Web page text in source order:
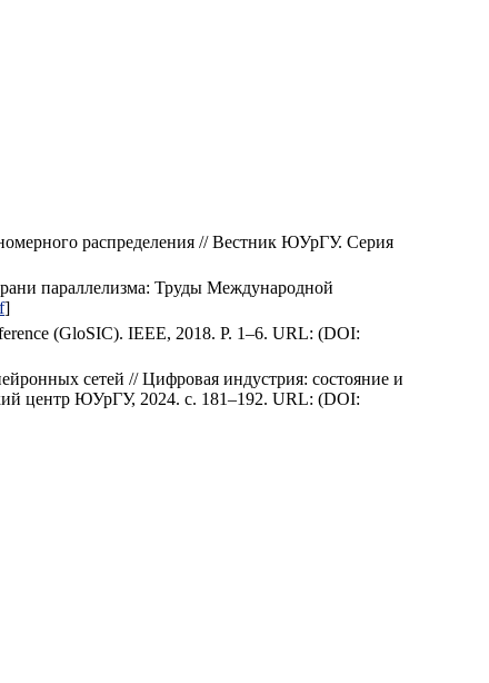
распределения // Вестник ЮУрГУ. Серия
параллелизма: Труды Международной
]
(GloSIC). IEEE, 2018. P. 1–6. URL: (DOI:
сетей // Цифровая индустрия: состояние и
центр ЮУрГУ, 2024. с. 181–192. URL: (DOI: